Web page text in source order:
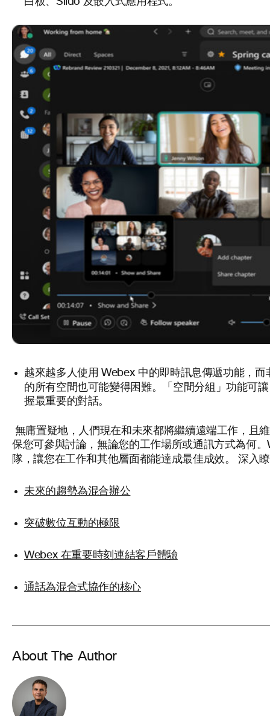
越來越多人使用 Webex 中的即時訊息傳遞功能，
的所有空間也可能變得困難。「 空間分組 」功能可
握最重要的對話。
無庸置疑地，人們現在和未來都將繼續遠端工作，且
保您可參與討論，無論您的工作場所或通訊方式為何
隊，讓您在工作和其他層面都能達成最佳成效。深入
未來的趨勢為混合辦公
突破數位互動的極限
Webex 在重要時刻連結客戶體驗
通話為混合式協作的核心
About The Author